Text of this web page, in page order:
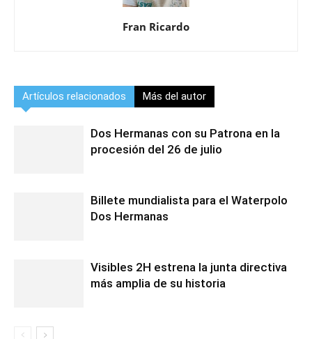
Fran Ricardo
Artículos relacionados Más del autor
Dos Hermanas con su Patrona en la
procesión del 26 de julio
Billete mundialista para el Waterpolo
Dos Hermanas
Visibles 2H estrena la junta directiva
más amplia de su historia